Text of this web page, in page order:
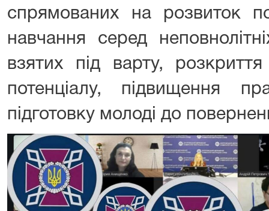
спрямованих на розвиток
навчання серед
взятих під варту, розкриття
потенціалу, підвищення
підготовку молоді до